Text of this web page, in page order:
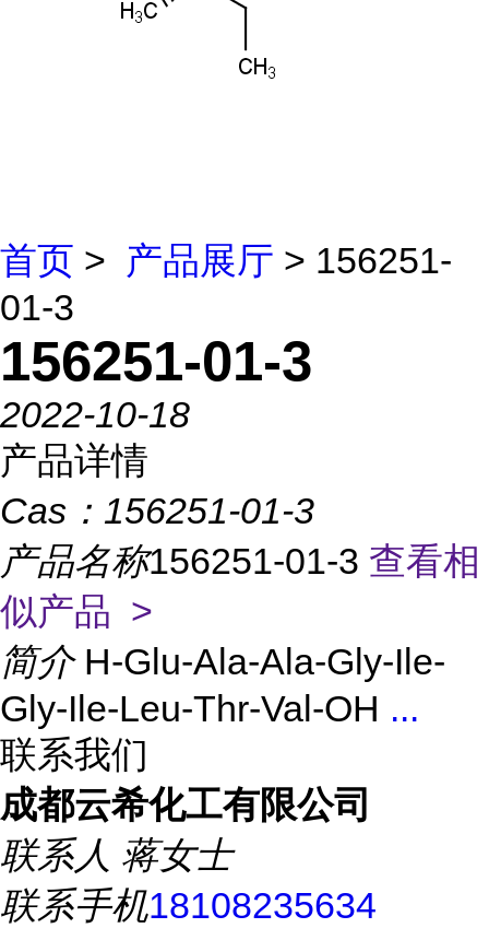
首页 > 产品展厅 > 156251-
01-3
156251-01-3
2022-10-18
产品详情
Cas： 156251-01-3
产品名称156251-01-3 查看相
似产品 >
简介 H-Glu-Ala-Ala-Gly-Ile-
Gly-Ile-Leu-Thr-Val-OH ...
联系我们
成都云希化工有限公司
联系人 蒋女士
联系手机18108235634